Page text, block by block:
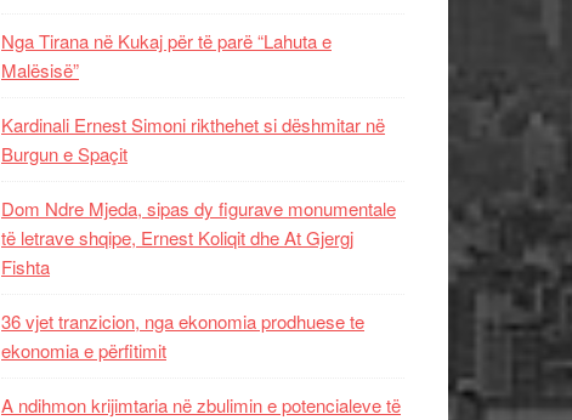
Nga Tirana në Kukaj për të parë “Lahuta e
Malësisë”
Kardinali Ernest Simoni rikthehet si dëshmitar në
Burgun e Spaçit
Dom Ndre Mjeda, sipas dy figurave monumentale
të letrave shqipe, Ernest Koliqit dhe At Gjergj
Fishta
36 vjet tranzicion, nga ekonomia prodhuese te
ekonomia e përfitimit
A ndihmon krijimtaria në zbulimin e potencialeve të